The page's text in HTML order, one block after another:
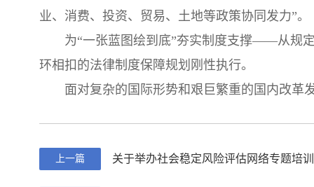
业、消费、投资、贸易、土地等政策协同发力”。
为“一张蓝图绘到底”夯实制度支撑——从规
环相扣的法律制度保障规划刚性执行。
面对复杂的国际形势和艰巨繁重的国内改革
上一篇 关于举办社会稳定风险评估网络专题培